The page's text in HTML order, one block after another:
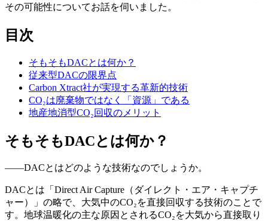
その可能性についてお話を伺いました。
目次
そもそもDACとは何か？
従来型DACの限界点
Carbon Xtract社が実現する革新的技術
CO₂は廃棄物ではなく「資源」である
地産地消型CO₂回収のメリット
そもそもDACとは何か？
——DACとはどのような技術なのでしょうか。
DACとは「Direct Air Capture（ダイレクト・エア・キャプチ
ャー）」の略で、大気中のCO₂を直接回収する技術のことで
す。地球温暖化の主な原因とされるCO₂を大気から直接取り